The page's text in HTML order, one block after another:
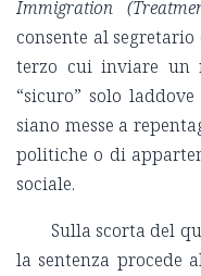
Immigration
consente al
terzo cui inviare un
“sicuro” solo
siano messe a
politiche o di
sociale.
Sulla scorta del
la sentenza procede